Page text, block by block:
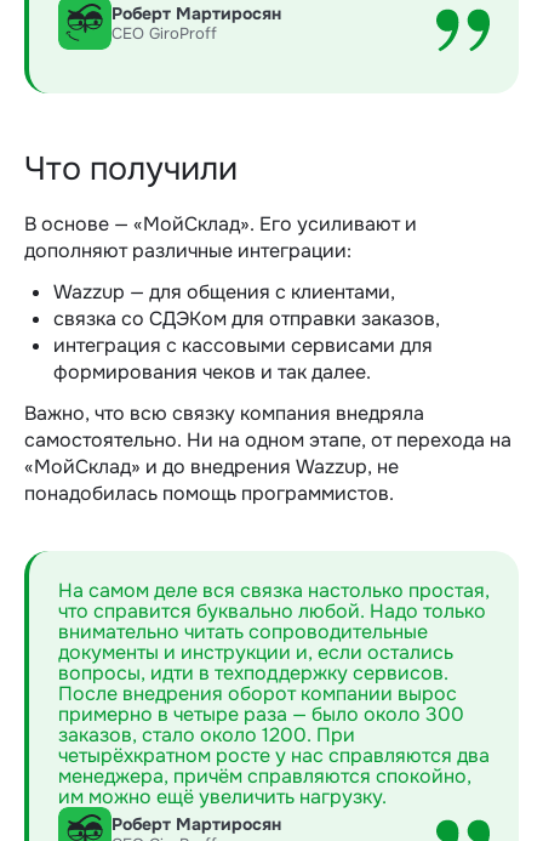
Роберт Мартиросян
СЕО GiroProff
Что получили
В основе — «МойСклад». Его усиливают и
дополняют различные интеграции:
Wazzup — для общения с клиентами,
связка со СДЭКом для отправки заказов,
интеграция с кассовыми сервисами для
формирования чеков и так далее.
Важно, что всю связку компания внедряла
самостоятельно. Ни на одном этапе, от перехода на
«МойСклад» и до внедрения Wazzup, не
понадобилась помощь программистов.
На самом деле вся связка настолько простая,
что справится буквально любой. Надо только
внимательно читать сопроводительные
документы и инструкции и, если остались
вопросы, идти в техподдержку сервисов.
После внедрения оборот компании вырос
примерно в четыре раза — было около 300
заказов, стало около 1200. При
четырёхкратном росте у нас справляются два
менеджера, причём справляются спокойно,
им можно ещё увеличить нагрузку.
Роберт Мартиросян